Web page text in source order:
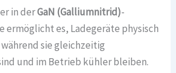
in derGaN (Galliumnitrid)-
ermöglicht es, Ladegeräte physisch
sie gleichzeitig
und im Betrieb kühler bleiben.